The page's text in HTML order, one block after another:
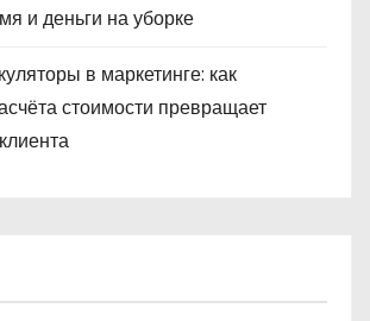
и деньги на уборке
в маркетинге: как
стоимости превращает